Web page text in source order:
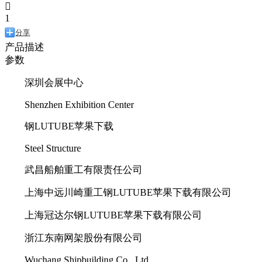

1
分享
产品描述
参数
深圳会展中心
Shenzhen Exhibition Center
钢LUTUBE苹果下载
Steel Structure
武昌船舶重工有限责任公司
上海中远川崎重工钢LUTUBE苹果下载有限公司
上海冠达尔钢LUTUBE苹果下载有限公司
浙江东南网架股份有限公司
Wuchang Shipbuilding Co., Ltd.